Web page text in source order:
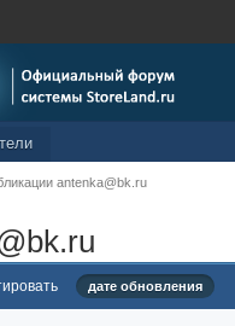
antenka@bk.ru
дате обновления